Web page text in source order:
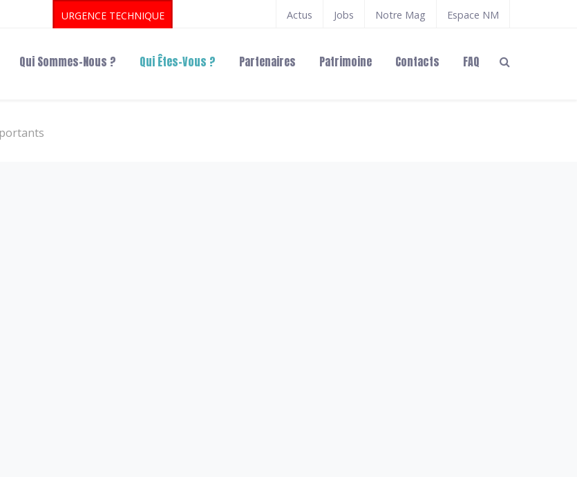
URGENCE TECHNIQUE Actus Jobs Notre Mag Espace NM
Qui Sommes-Nous ? Qui Êtes-Vous ? Partenaires Patrimoine Contacts FAQ